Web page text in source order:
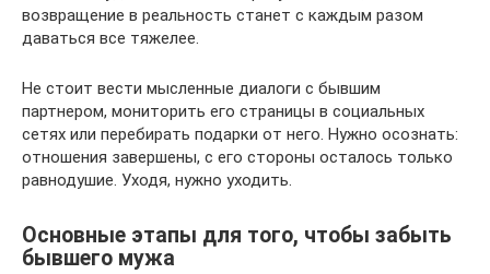
возвращение в реальность станет с каждым разом
даваться все тяжелее.
Не стоит вести мысленные диалоги с бывшим
партнером, мониторить его страницы в социальных
сетях или перебирать подарки от него. Нужно осознать:
отношения завершены, с его стороны осталось только
равнодушие. Уходя, нужно уходить.
Основные этапы для того, чтобы забыть
бывшего мужа